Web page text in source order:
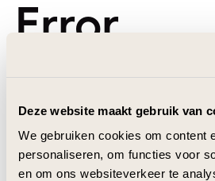
Deze website maakt gebruik van
We gebruiken cookies om content
personaliseren, om functies voor
en om ons websiteverkeer te
Error